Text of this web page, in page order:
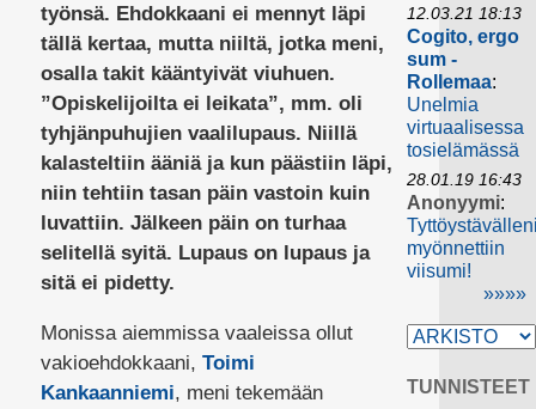
työnsä. Ehdokkaani ei mennyt läpi
tällä kertaa, mutta niiltä, jotka meni,
osalla takit kääntyivät viuhuen.
”Opiskelijoilta ei leikata”, mm. oli
tyhjänpuhujien vaalilupaus. Niillä
kalasteltiin ääniä ja kun päästiin läpi,
niin tehtiin tasan päin vastoin kuin
luvattiin. Jälkeen päin on turhaa
selitellä syitä. Lupaus on lupaus ja
sitä ei pidetty.
Monissa aiemmissa vaaleissa ollut
vakioehdokkaani, Toimi
Kankaanniemi, meni tekemään
12.03.21 18:13
Cogito, ergo
sum -
Rollemaa:
Unelmia
virtuaalisessa
tosielämässä
28.01.19 16:43
Anonyymi:
myönnettiin
viisumi!
»»»»
TUNNISTEET